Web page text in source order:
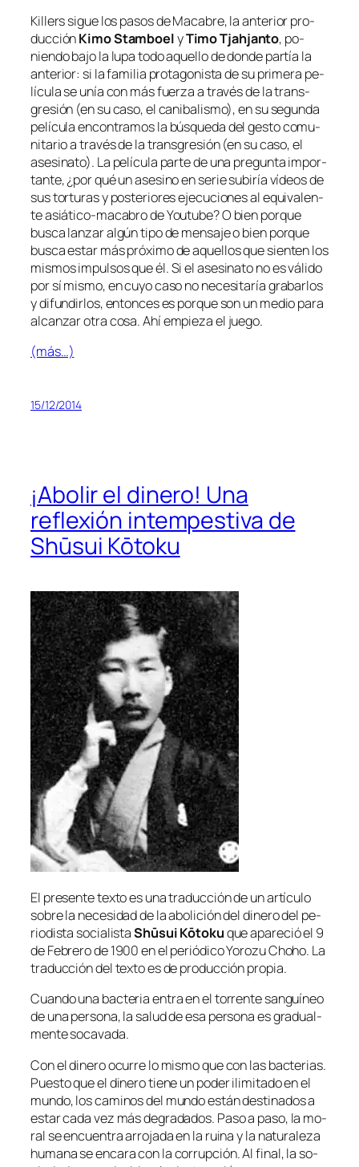
Killerssi­gue los pa­sos deMacabre, la an­te­rior pro­
duc­ciónKimo StamboelyTimo Tjahjanto, po­
nien­do ba­jo la lu­pa to­do aque­llo de don­de par­tía la
an­te­rior: si la fa­mi­lia pro­ta­go­nis­ta de su pri­me­ra pe­
lí­cu­la se unía con más fuer­za a tra­vés de la trans­
gre­sión (en su ca­so, el ca­ni­ba­lis­mo), en su se­gun­da
pe­lí­cu­la en­con­tra­mos la bús­que­da del ges­to co­mu­
ni­ta­rio a tra­vés de la trans­gre­sión (en su ca­so, el
ase­si­na­to). La pe­lí­cu­la par­te de una pre­gun­ta im­por­
tan­te, ¿por qué un ase­sino en se­rie su­biría ví­deos de
sus tor­tu­ras y pos­te­rio­res eje­cu­cio­nes al equi­va­len­
te asiático-macabro de Youtube? O bien por­que
bus­ca lan­zar al­gún ti­po de men­sa­je o bien por­que
bus­ca es­tar más pró­xi­mo de aque­llos que sien­ten los
mis­mos im­pul­sos que él. Si el ase­si­na­to no es vá­li­do
por sí mis­mo, en cu­yo ca­so no ne­ce­si­ta­ría gra­bar­los
y di­fun­dir­los, en­ton­ces es por­que son un me­dio pa­ra
al­can­zarotra co­sa. Ahí em­pie­za el juego.
(más…)
15/12/2014
¡Abolir el dinero! Una
reflexión intempestiva de
Shūsui Kōtoku
El pre­sen­te tex­to es una tra­duc­ción de un ar­tícu­lo
so­bre la ne­ce­si­dad de la abo­li­ción del di­ne­ro del pe­
rio­dis­ta so­cia­lis­taShūsui Kōtokuque apa­re­ció el 9
de Febrero de 1900 en el pe­rió­di­co Yorozu Choho. La
tra­duc­ción del tex­to es de pro­duc­ción propia.
Cuando una bac­te­ria en­tra en el to­rren­te san­guí­neo
de una per­so­na, la sa­lud de esa per­so­na es gra­dual­
men­te socavada.
Con el di­ne­ro ocu­rre lo mis­mo que con las bac­te­rias.
Puesto que el di­ne­ro tie­ne un po­der ili­mi­ta­do en el
mun­do, los ca­mi­nos del mun­do es­tán des­ti­na­dos a
es­tar ca­da vez más de­gra­da­dos. Paso a pa­so, la mo­
ral se en­cuen­tra arro­ja­da en la rui­na y la na­tu­ra­le­za
hu­ma­na se en­ca­ra con la co­rrup­ción. Al fi­nal, la so­